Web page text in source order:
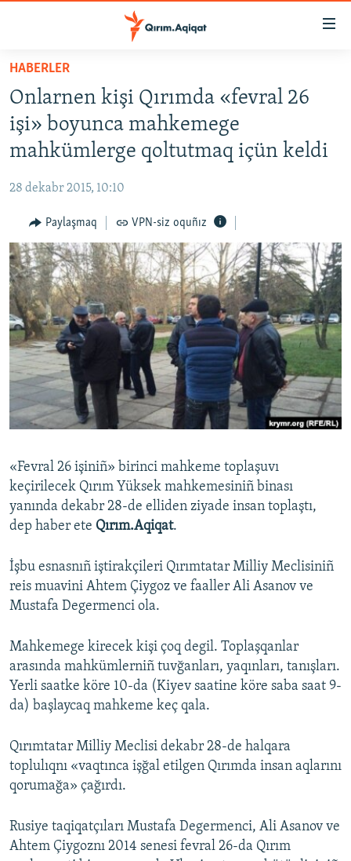
Esas
qaytmaq
Baş
navigatsiyağa
qaytmaq
Qıdıruvğa
HABERLER
SİYASET
İQTİSADİYAT
MEDENİYET
İNSAN AQLARI
VİDEO
SÜRET
BLOGLAR
FİKİR
Русский
Українською
RFE/RS bütün saytları
HABERLER
Onlarnen kişi Qırımda «fevral 26
işi» boyunca mahkemege
mahkümlerge qoltutmaq içün keldi
28 dekabr 2015, 10:10
Paylaşmaq VPN-siz oquñız
«Fevral 26 işiniñ» birinci mahkeme toplaşuvı
keçirilecek Qırım Yüksek mahkemesiniñ binası
yanında dekabr 28-de elliden ziyade insan toplaştı,
dep haber ete Qırım.Aqiqat.
İşbu esnasnıñ iştirakçileri Qırımtatar Milliy Meclisiniñ
reis muavini Ahtem Çiygoz ve faaller Ali Asanov ve
Mustafa Degermenci ola.
Mahkemege kirecek kişi çoq degil. Toplaşqanlar
arasında mahkümlerniñ tuvğanları, yaqınları, tanışları.
Yerli saatke köre 10-da (Kiyev saatine köre saba saat 9-
da) başlaycaq mahkeme keç qala.
Qırımtatar Milliy Meclisi dekabr 28-de halqara
toplulıqnı «vaqtınca işğal etilgen Qırımda insan aqlarını
qorumağa» çağırdı.
Rusiye taqiqatçıları Mustafa Degermenci, Ali Asanov ve
Ahtem Çiygoznı 2014 senesi fevral 26-da Qırım